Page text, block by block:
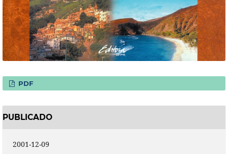
PDF
PUBLICADO
2001-12-09